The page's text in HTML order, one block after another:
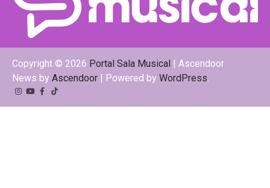
Copyright © 2026 Portal Sala Musical | Ascendoor
News by Ascendoor | Powered by WordPress
Instagram
YouTube
Facebook
Tiktok